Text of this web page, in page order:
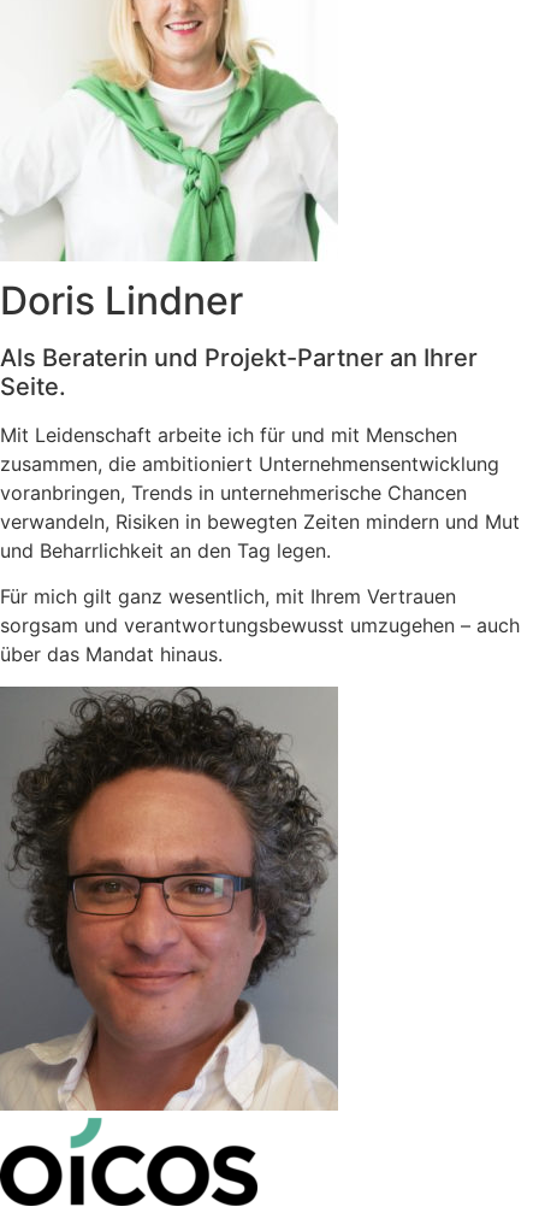
Doris Lindner
Als Beraterin und Projekt-Partner an Ihrer
Seite.
Mit Leidenschaft arbeite ich für und mit Menschen
zusammen, die ambitioniert Unternehmensentwicklung
voranbringen, Trends in unternehmerische Chancen
verwandeln, Risiken in bewegten Zeiten mindern und Mut
und Beharrlichkeit an den Tag legen.
Für mich gilt ganz wesentlich, mit Ihrem Vertrauen
sorgsam und verantwortungsbewusst umzugehen – auch
über das Mandat hinaus.